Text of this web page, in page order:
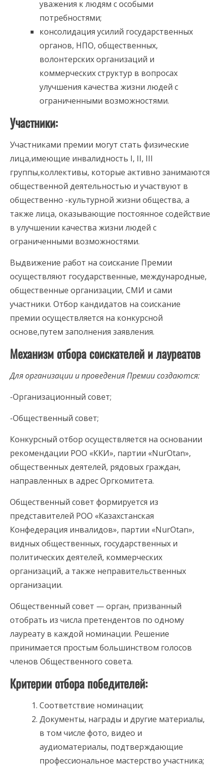
уважения к людям с особыми
потребностями;
консолидация усилий государственных
органов, НПО, общественных,
волонтерских организаций и
коммерческих структур в вопросах
улучшения качества жизни людей с
ограниченными возможностями.
Участники:
Участниками премии могут стать физические
лица,имеющие инвалидность I, II, III
группы,коллективы, которые активно занимаются
общественной деятельностью и участвуют в
общественно -культурной жизни общества, а
также лица, оказывающие постоянное содействие
в улучшении качества жизни людей с
ограниченными возможностями.
Выдвижение работ на соискание Премии
осуществляют государственные, международные,
общественные организации, СМИ и сами
участники. Отбор кандидатов на соискание
премии осуществляется на конкурсной
основе,путем заполнения заявления.
Механизм отбора соискателей и лауреатов
Для организации и проведения Премии создаются:
-Организационный совет;
-Общественный совет;
Конкурсный отбор осуществляется на основании
рекомендации РОО «ККИ», партии «NurOtan»,
общественных деятелей, рядовых граждан,
направленных в адрес Оргкомитета.
Общественный совет формируется из
представителей РОО «Казахстанская
Конфедерация инвалидов», партии «NurOtan»,
видных общественных, государственных и
политических деятелей, коммерческих
организаций, а также неправительственных
организации.
Общественный совет — орган, призванный
отобрать из числа претендентов по одному
лауреату в каждой номинации. Решение
принимается простым большинством голосов
членов Общественного совета.
Критерии отбора победителей:
Соответствие номинации;
Документы, награды и другие материалы,
в том числе фото, видео и
аудиоматериалы, подтверждающие
профессиональное мастерство участника;